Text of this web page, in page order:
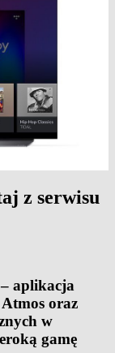
z serwisu
aplikacja
oraz
w
gamę